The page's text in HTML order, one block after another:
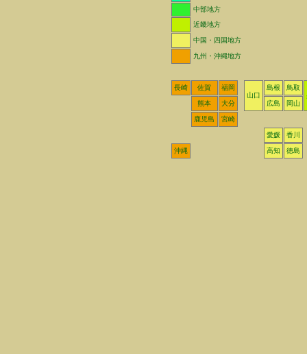
中部地方
近畿地方
中国・四国地方
九州・沖縄地方
長崎 佐賀
福岡
山口
島根
鳥取
熊本
大分 広島 岡山
鹿児島 宮崎
愛媛 香川
沖縄 高知 徳島